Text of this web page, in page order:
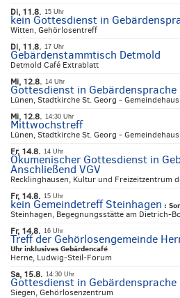
Di, 11.8. 15 Uhr
kein Gottesdienst in
Witten, Gehörlosentreff
Di, 11.8. 17 Uhr
Gebärdenstammtisch Detmold
Detmold Café Extrablatt
Mi, 12.8. 14 Uhr
Gottesdienst in Gebärdensprache
Lünen, Stadtkirche St. Georg - Gemeindehaus
Mi, 12.8. 14:30 Uhr
Mittwochstreff
Lünen, Stadtkirche St. Georg - Gemeindehaus
Fr, 14.8. 14 Uhr
Ökumenischer Gottesdienst in
Anschließend VGV
Recklinghausen, Kultur und Freizeitzentrum
Fr, 14.8. 15 Uhr
kein Gemeindetreff Steinhagen :
Steinhagen, Begegnungsstätte am Dietrich-
Fr, 14.8. 16 Uhr
Treff der Gehörlosengemeinde
Uhr inklusives Gebärdencafé
Herne, Ludwig-Steil-Forum
Sa, 15.8. 14:30 Uhr
Gottesdienst in Gebärdensprache
Siegen, Gehörlosenzentrum